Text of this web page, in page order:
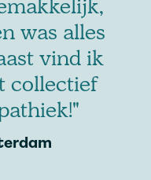
was alles
vind ik
collectief